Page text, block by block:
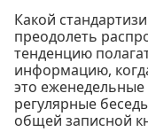
Какой
преодолеть
тенденцию
информацию,
это еженедельные
регулярные
общей записной